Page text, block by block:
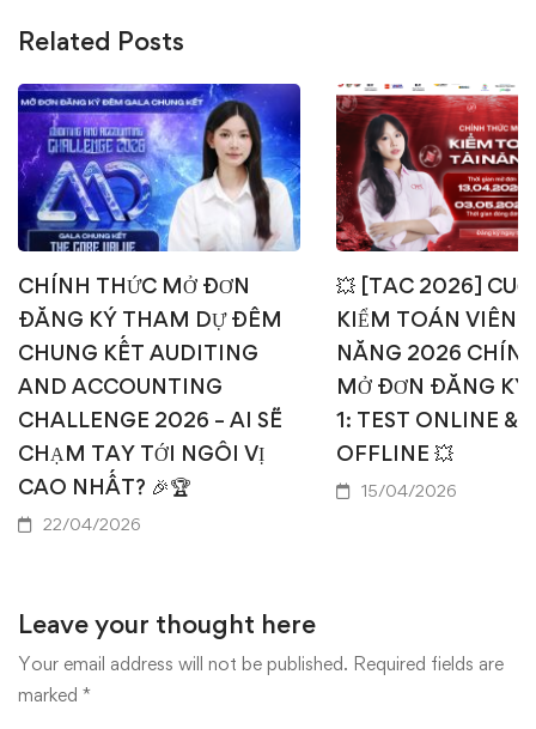
Related Posts
CHÍNH THỨC MỞ ĐƠN
ĐĂNG KÝ THAM DỰ ĐÊM
CHUNG KẾT AUDITING
AND ACCOUNTING
CHALLENGE 2026 – AI SẼ
CHẠM TAY TỚI NGÔI VỊ
CAO NHẤT? 🎉🏆
22/04/2026
💥 [TAC 2026]
KIỂM TOÁN VIÊN
NĂNG 2026
MỞ ĐƠN ĐĂNG KÝ
1: TEST ONLINE &
OFFLINE 💥
15/04/2026
Leave your thought here
Your email address will not be published. Required fields are
marked *